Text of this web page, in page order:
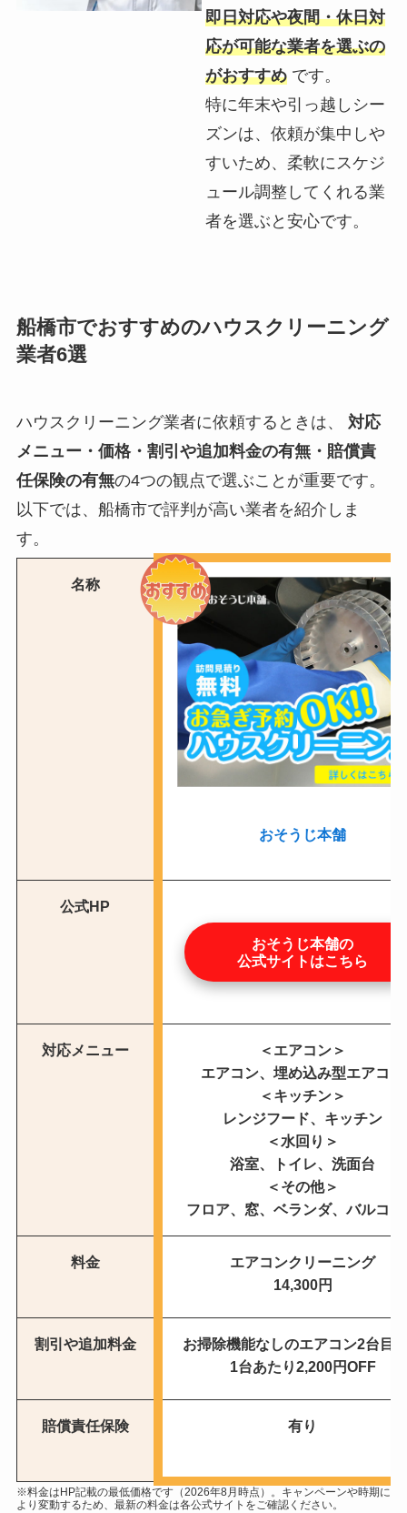
即日対応や夜間・休日対
応が可能な業者を選ぶの
がおすすめ です。
特に年末や引っ越しシー
ズンは、依頼が集中しや
すいため、柔軟にスケジ
ュール調整してくれる業
者を選ぶと安心です。
船橋市でおすすめのハウスクリーニング
業者6選
ハウスクリーニング業者に依頼するときは、 対応
メニュー・価格・割引や追加料金の有無・賠償責
任保険の有無の4つの観点で選ぶことが重要です。
以下では、船橋市で評判が高い業者を紹介しま
す。
名称
おそうじ本舗
公式HP
おそうじ本舗の
公式サイトはこちら
対応メニュー
＜エアコン＞
エアコン、埋め込み型エアコン
＜キッチン＞
レンジフード、キッチン
＜水回り＞
浴室、トイレ、洗面台
＜その他＞
フロア、窓、ベランダ、バルコ
料金
エアコンクリーニング
14,300円
割引や追加料金
お掃除機能なしのエアコン2台目
1台あたり2,200円OFF
賠償責任保険 有り
※料金はHP記載の最低価格です（2026年8月時点）。キャンペーンや時期に
より変動するため、最新の料金は各公式サイトをご確認ください。